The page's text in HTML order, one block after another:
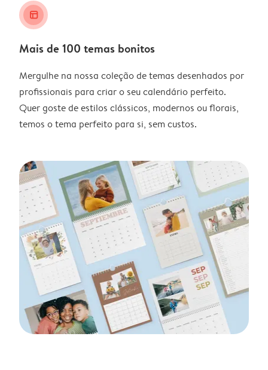
layout_alt
Mais de 100 temas bonitos
Mergulhe na nossa coleção de temas desenhados por
profissionais para criar o seu calendário perfeito.
Quer goste de estilos clássicos, modernos ou florais,
temos o tema perfeito para si, sem custos.